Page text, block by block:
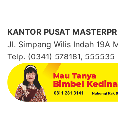
KANTOR PUSAT
Jl. Simpang Wilis Indah 19A
Telp. (0341) 578181, 555535